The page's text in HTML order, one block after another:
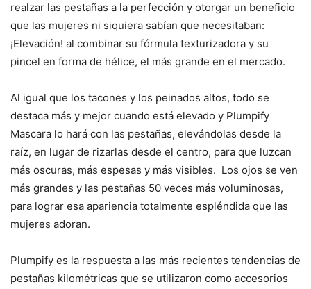
realzar las pestañas a la perfección y otorgar un beneficio
que las mujeres ni siquiera sabían que necesitaban:
¡Elevación! al combinar su fórmula texturizadora y su
pincel en forma de hélice, el más grande en el mercado.
Al igual que los tacones y los peinados altos, todo se
destaca más y mejor cuando está elevado y Plumpify
Mascara lo hará con las pestañas, elevándolas desde la
raíz, en lugar de rizarlas desde el centro, para que luzcan
más oscuras, más espesas y más visibles. Los ojos se ven
más grandes y las pestañas 50 veces más voluminosas,
para lograr esa apariencia totalmente espléndida que las
mujeres adoran.
Plumpify es la respuesta a las más recientes tendencias de
pestañas kilométricas que se utilizaron como accesorios